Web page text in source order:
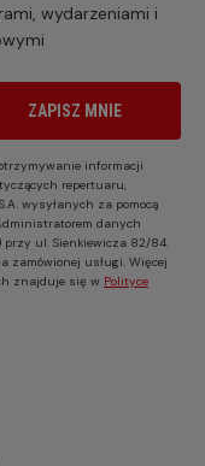
wydarzeniami i
ZAPISZ MNIE
informacji
repertuaru,
wysyłanych za pomocą
danych
przy ul. Sienkiewicza 82/84.
zamówionej usługi. Więcej
znajduje się w Polityce